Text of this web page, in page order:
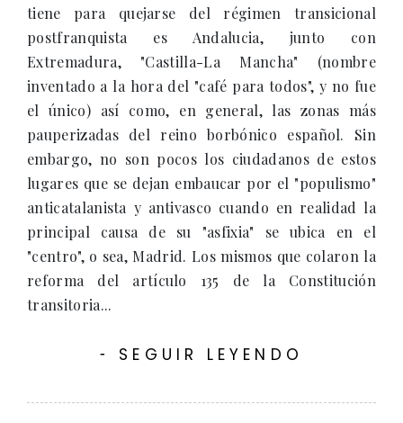
tiene para quejarse del régimen transicional
postfranquista es Andalucia, junto con
Extremadura, "Castilla-La Mancha" (nombre
inventado a la hora del "café para todos", y no fue
el único) así como, en general, las zonas más
pauperizadas del reino borbónico español. Sin
embargo, no son pocos los ciudadanos de estos
lugares que se dejan embaucar por el "populismo"
anticatalanista y antivasco cuando en realidad la
principal causa de su "asfixia" se ubica en el
"centro", o sea, Madrid. Los mismos que colaron la
reforma del artículo 135 de la Constitución
transitoria...
- SEGUIR LEYENDO